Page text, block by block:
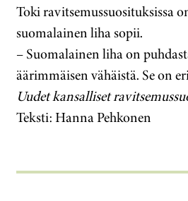
Toki ravitsemussuosituksissa
suomalainen liha sopii.
– Suomalainen liha on
äärimmäisen vähäistä. Se on
Uudet kansalliset
Teksti: Hanna Pehkonen